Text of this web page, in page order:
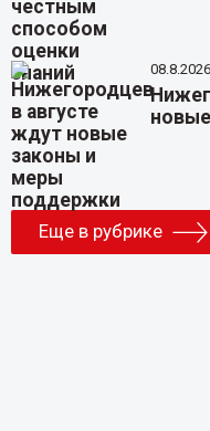
Еще в рубрике